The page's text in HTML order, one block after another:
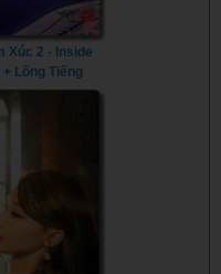
Xúc 2 - Inside
Lồng Tiếng